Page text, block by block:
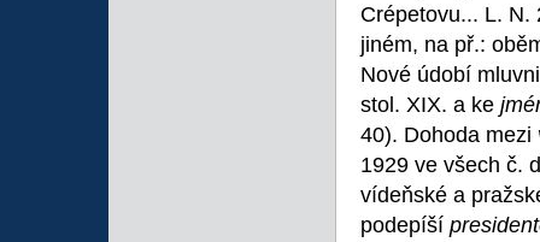
Crépetovu... L. N.
jiném, na př.:
Nové údobí
stol. XIX. a ke
40). Dohoda mezi
1929 ve všech č.
vídeňské a
podepíší